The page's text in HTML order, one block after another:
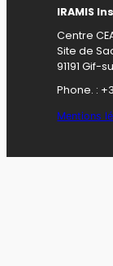
IRAMIS
Centre
Site de
91191 Gif-
Phone. :
Mentions